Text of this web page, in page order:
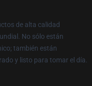
de alta calidad
No sólo están
también están
y listo para tomar el día.